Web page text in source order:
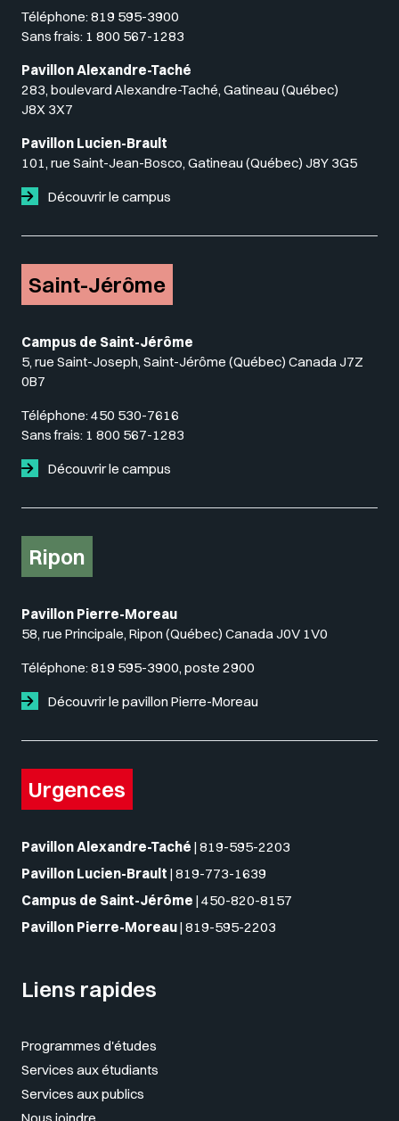
Téléphone: 819 595-3900
Sans frais: 1 800 567-1283
Pavillon Alexandre-Taché
283, boulevard Alexandre-Taché, Gatineau (Québec)
J8X 3X7
Pavillon Lucien-Brault
101, rue Saint-Jean-Bosco, Gatineau (Québec) J8Y 3G5
Découvrir le campus
Saint-Jérôme
Campus de Saint-Jérôme
5, rue Saint-Joseph, Saint-Jérôme (Québec) Canada J7Z
0B7
Téléphone: 450 530-7616
Sans frais: 1 800 567-1283
Découvrir le campus
Ripon
Pavillon Pierre-Moreau
58, rue Principale, Ripon (Québec) Canada J0V 1V0
Téléphone: 819 595-3900, poste 2900
Découvrir le pavillon Pierre-Moreau
Urgences
Pavillon Alexandre-Taché | 819-595-2203
Pavillon Lucien-Brault | 819-773-1639
Campus de Saint-Jérôme | 450-820-8157
Pavillon Pierre-Moreau| 819-595-2203
Liens rapides
Programmes d'études
Services aux étudiants
Services aux publics